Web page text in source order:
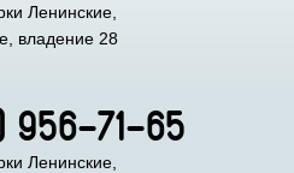
Ленинские,
владение 28
956-71-65
Ленинские,